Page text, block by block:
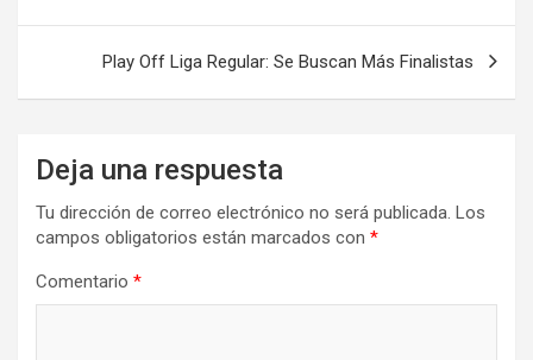
Play Off Liga Regular: Se Buscan Más Finalistas
Deja una respuesta
Tu dirección de correo electrónico no será publicada. Los
campos obligatorios están marcados con *
Comentario *